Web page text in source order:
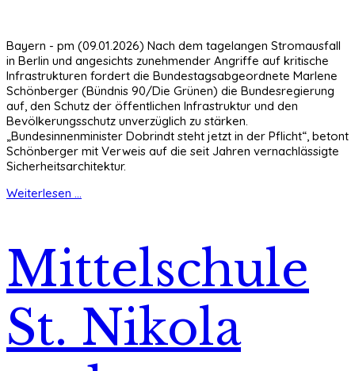
Bayern - pm (09.01.2026) Nach dem tagelangen Stromausfall
in Berlin und angesichts zunehmender Angriffe auf kritische
Infrastrukturen fordert die Bundestagsabgeordnete Marlene
Schönberger (Bündnis 90/Die Grünen) die Bundesregierung
auf, den Schutz der öffentlichen Infrastruktur und den
Bevölkerungsschutz unverzüglich zu stärken.
„Bundesinnenminister Dobrindt steht jetzt in der Pflicht“, betont
Schönberger mit Verweis auf die seit Jahren vernachlässigte
Sicherheitsarchitektur.
Weiterlesen ...
Mittelschule
St. Nikola